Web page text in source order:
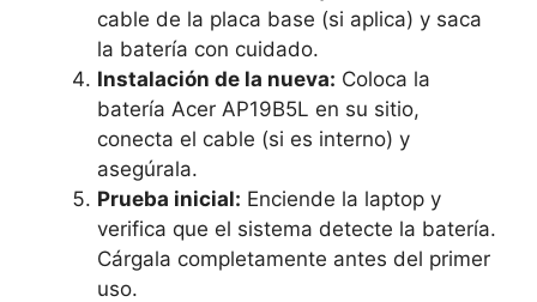
cable de la placa base (si aplica) y saca
la batería con cuidado.
Instalación de la nueva: Coloca la
batería Acer AP19B5L en su sitio,
conecta el cable (si es interno) y
asegúrala.
Prueba inicial: Enciende la laptop y
verifica que el sistema detecte la batería.
Cárgala completamente antes del primer
uso.